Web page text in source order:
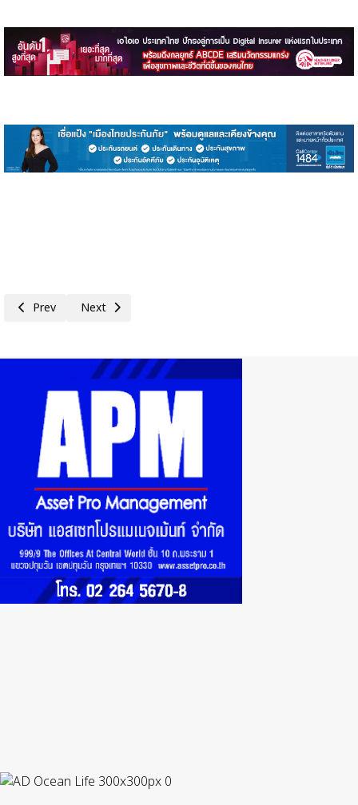
Previous article: กรอบแนวคิดสำหรับการพิจารณาแผนงานหรือโครงการกลุ่
Prev Next article: นับถอยหลังอีก 5 วันสุดท้าย! ลงทะเบียนได้ถึงวัน
Next